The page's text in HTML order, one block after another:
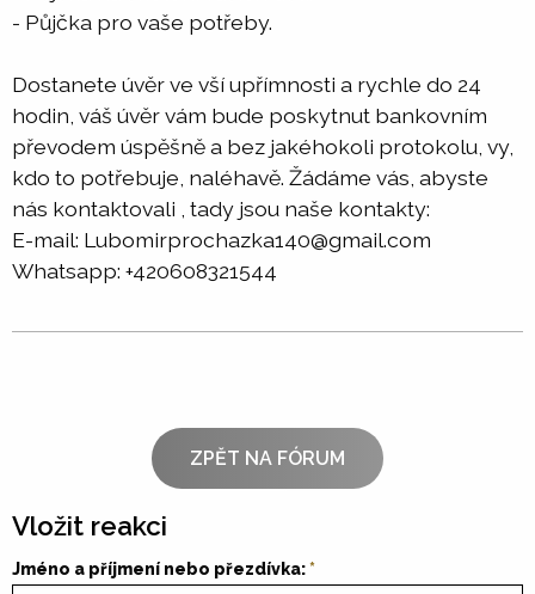
- Půjčka pro vaše potřeby.
Dostanete úvěr ve vší upřímnosti a rychle do 24
hodin, váš úvěr vám bude poskytnut bankovním
převodem úspěšně a bez jakéhokoli protokolu, vy,
kdo to potřebuje, naléhavě. Žádáme vás, abyste
nás kontaktovali , tady jsou naše kontakty:
E-mail: Lubomirprochazka140@gmail.com
Whatsapp: +420608321544
ZPĚT NA FÓRUM
Vložit reakci
Jméno a příjmení nebo přezdívka: